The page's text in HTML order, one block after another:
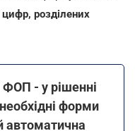
розділених
ФОП - у рішенні
форми
автоматична